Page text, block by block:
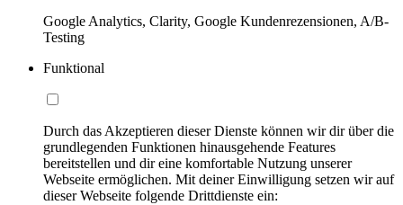
Google Analytics, Clarity, Google Kundenrezensionen, A/B-
Testing
Funktional
Durch das Akzeptieren dieser Dienste können wir dir über die
grundlegenden Funktionen hinausgehende Features
bereitstellen und dir eine komfortable Nutzung unserer
Webseite ermöglichen. Mit deiner Einwilligung setzen wir auf
dieser Webseite folgende Drittdienste ein: